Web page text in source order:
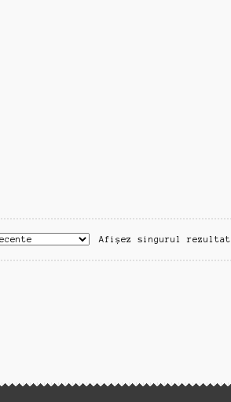
Afișez singurul rezultat